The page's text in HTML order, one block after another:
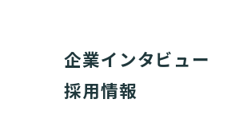
企業インタビュー
採用情報